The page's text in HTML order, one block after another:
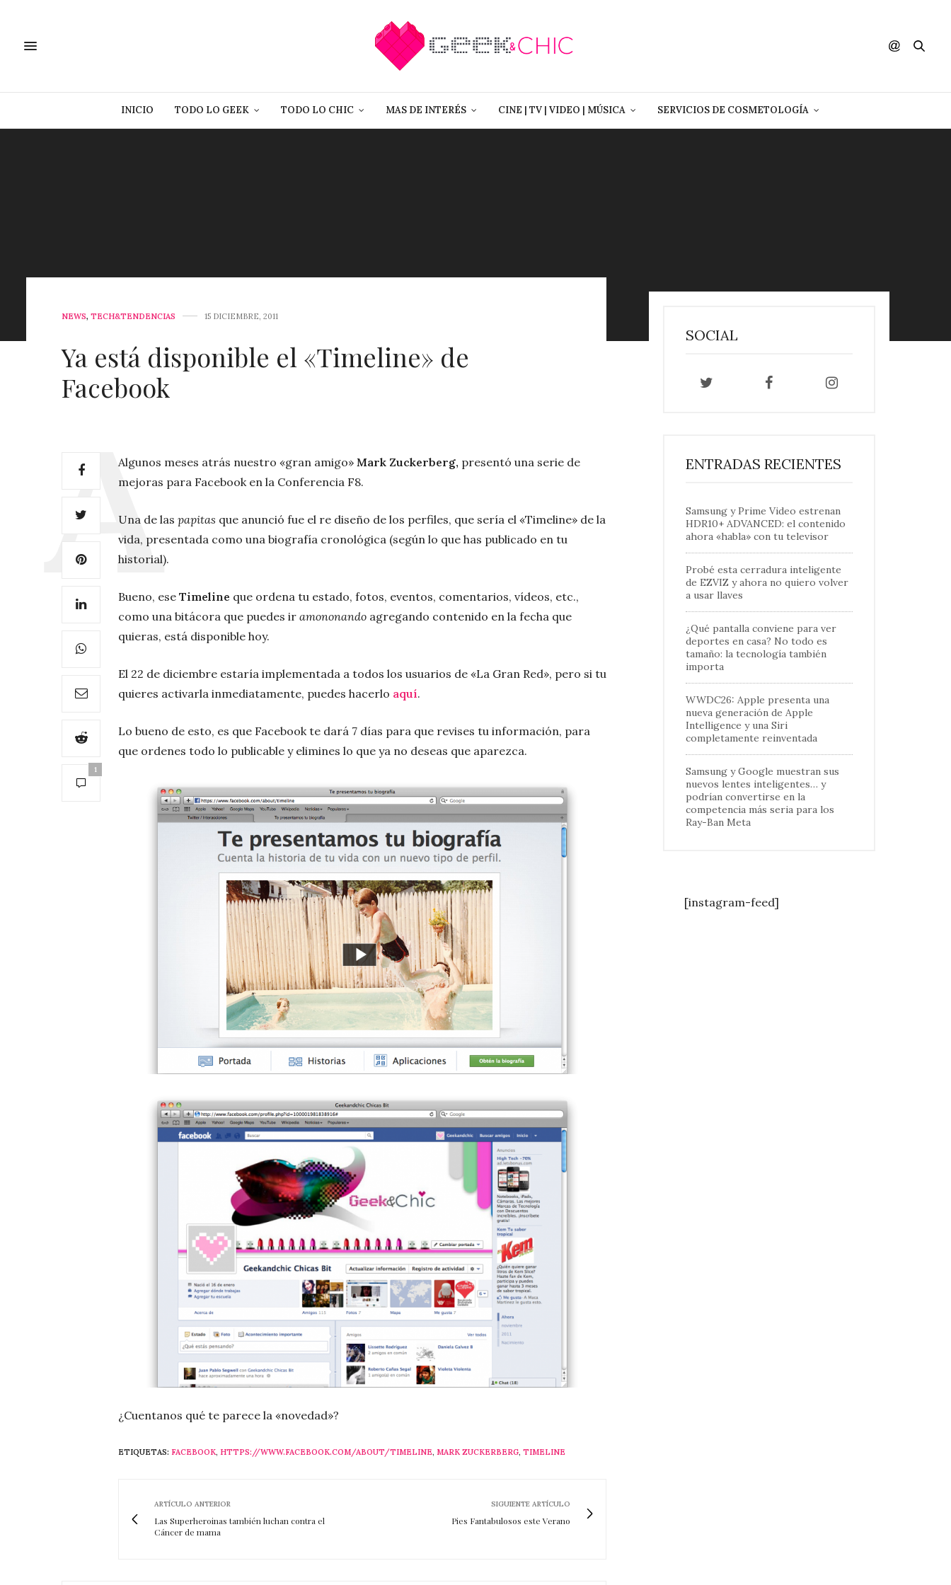
INICIO TODO LO GEEK TODO LO CHIC MAS DE INTERÉS CINE | TV | VIDEO | MÚSICA SERVICIOS DE COSMETOLOGÍA
NEWS, TECH&TENDENCIAS 15 DICIEMBRE, 2011
Ya está disponible el «Timeline» de
Facebook
1
Algunos meses atrás nuestro «gran amigo» Mark Zuckerberg, presentó una serie de
mejoras para Facebook en la Conferencia F8.
Una de las papitas que anunció fue el re diseño de los perfiles, que sería el «Timeline» de la
vida, presentada como una biografía cronológica (según lo que has publicado en tu
historial).
Bueno, ese Timeline que ordena tu estado, fotos, eventos, comentarios, vídeos, etc.,
como una bitácora que puedes ir amononando agregando contenido en la fecha que
quieras, está disponible hoy.
El 22 de diciembre estaría implementada a todos los usuarios de «La Gran Red», pero si tu
quieres activarla inmediatamente, puedes hacerlo aquí.
Lo bueno de esto, es que Facebook te dará 7 días para que revises tu información, para
que ordenes todo lo publicable y elimines lo que ya no deseas que aparezca.
¿Cuentanos qué te parece la «novedad»?
ETIQUETAS: FACEBOOK, HTTPS://WWW.FACEBOOK.COM/ABOUT/TIMELINE, MARK ZUCKERBERG, TIMELINE
ARTÍCULO ANTERIOR
Las Superheroinas también luchan contra el
Cáncer de mama
SIGUIENTE ARTÍCULO
Pies Fantabulosos este Verano
SOCIAL
ENTRADAS RECIENTES
Samsung y Prime Video estrenan
HDR10+ ADVANCED: el contenido
ahora «habla» con tu televisor
Probé esta cerradura inteligente
de EZVIZ y ahora no quiero volver
a usar llaves
¿Qué pantalla conviene para ver
deportes en casa? No todo es
tamaño: la tecnología también
importa
WWDC26: Apple presenta una
nueva generación de Apple
Intelligence y una Siri
completamente reinventada
Samsung y Google muestran sus
nuevos lentes inteligentes… y
podrían convertirse en la
competencia más seria para los
Ray-Ban Meta
[instagram-feed]